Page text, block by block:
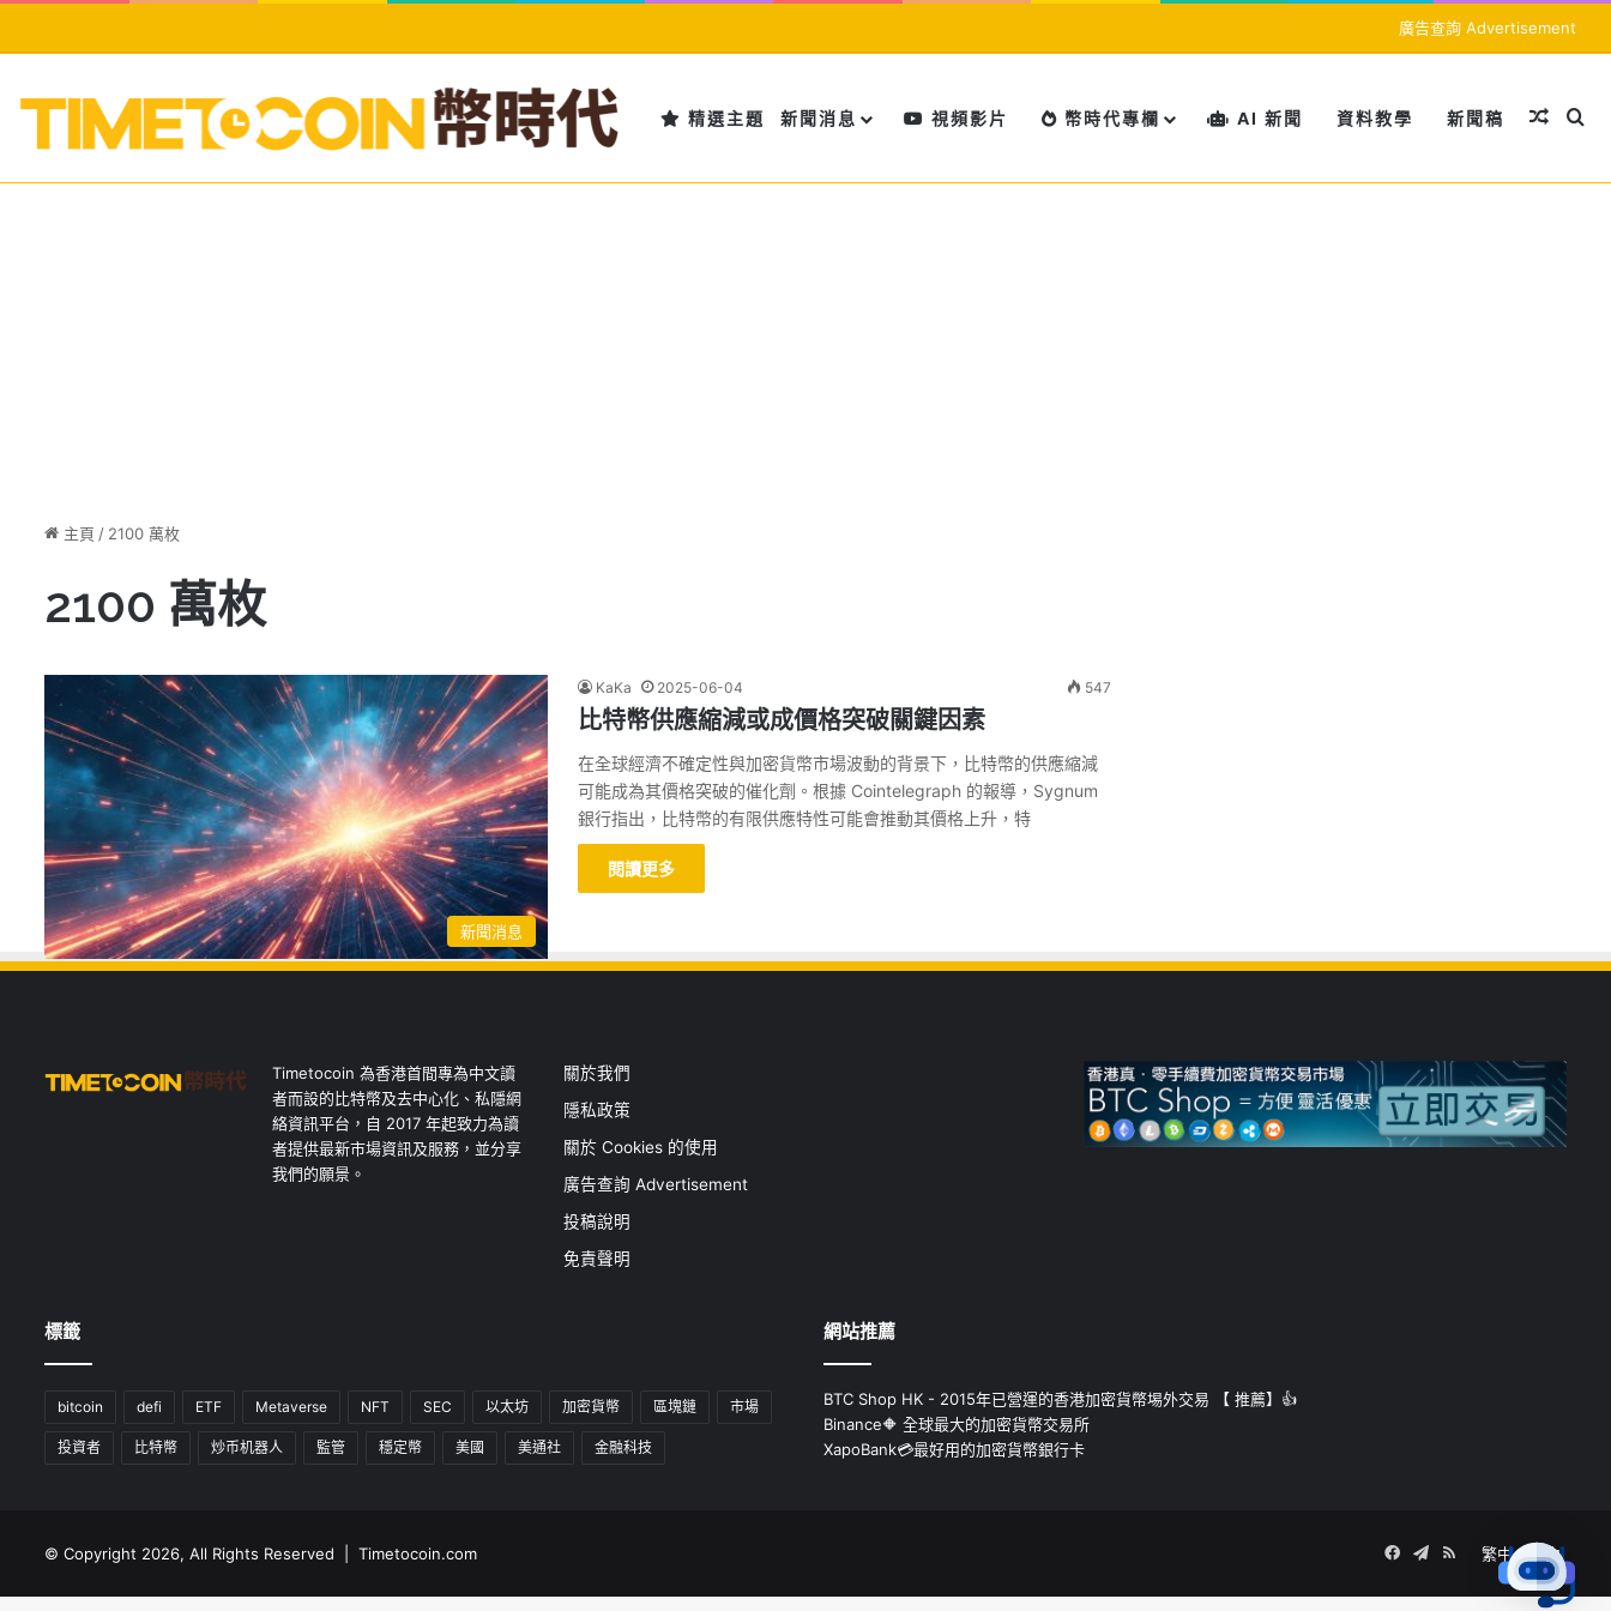
廣告查詢 Advertisement
精選主題 新聞消息 視頻影片 幣時代專欄 AI 新聞 資料教學 新聞稿 隨機文
搜
主頁 / 2100 萬枚
2100 萬枚
新聞消息
KaKa 2025-06-04 547
比特幣供應縮減或成價格突破關鍵因素
在全球經濟不確定性與加密貨幣市場波動的背景下，比特幣的供應縮減
可能成為其價格突破的催化劑。根據 Cointelegraph 的報導，Sygnum
銀行指出，比特幣的有限供應特性可能會推動其價格上升，特
閱讀更多
Timetocoin 為香港首間專為中文讀
者而設的比特幣及去中心化、私隱網
絡資訊平台，自 2017 年起致力為讀
者提供最新市場資訊及服務，並分享
我們的願景。
關於我們
隱私政策
關於 Cookies 的使用
廣告查詢 Advertisement
投稿說明
免責聲明
標籤
bitcoin defi ETF Metaverse NFT SEC 以太坊 加密貨幣 區塊鏈 市場
投資者 比特幣 炒币机器人 監管 穩定幣 美國 美通社 金融科技
網站推薦
BTC Shop HK - 2015年已營運的香港加密貨幣埸外交易 【 推薦】👍
Binance🔶 全球最大的加密貨幣交易所
XapoBank💳最好用的加密貨幣銀行卡
© Copyright 2026, All Rights Reserved | Timetocoin.com 繁中 簡中
Facebook
Telegram
RSS